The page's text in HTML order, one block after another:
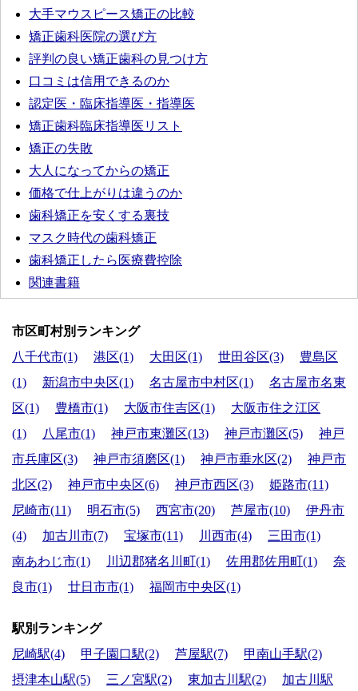
大手マウスピース矯正の比較
矯正歯科医院の選び方
評判の良い矯正歯科の見つけ方
口コミは信用できるのか
認定医・臨床指導医・指導医
矯正歯科臨床指導医リスト
矯正の失敗
大人になってからの矯正
価格で仕上がりは違うのか
歯科矯正を安くする裏技
マスク時代の歯科矯正
歯科矯正したら医療費控除
関連書籍
市区町村別ランキング
八千代市(1)
港区(1) 大田区(1) 世田谷区(3)
豊島区
(1)
新潟市中央区(1) 名古屋市中村区(1)
名古屋市名東
区(1)
豊橋市(1) 大阪市住吉区(1)
大阪市住之江区
(1)
八尾市(1) 神戸市東灘区(13) 神戸市灘区(5)
神戸
市兵庫区(3)
神戸市須磨区(1) 神戸市垂水区(2)
神戸市
北区(2)
神戸市中央区(6) 神戸市西区(3)
姫路市(11)
尼崎市(11)
明石市(5) 西宮市(20) 芦屋市(10)
伊丹市
(4)
加古川市(7) 宝塚市(11) 川西市(4)
三田市(1)
南あわじ市(1)
川辺郡猪名川町(1) 佐用郡佐用町(1)
奈
良市(1)
廿日市市(1) 福岡市中央区(1)
駅別ランキング
尼崎駅(4)
甲子園口駅(2) 芦屋駅(7)
甲南山手駅(2)
摂津本山駅(5)
三ノ宮駅(2) 東加古川駅(2)
加古川駅